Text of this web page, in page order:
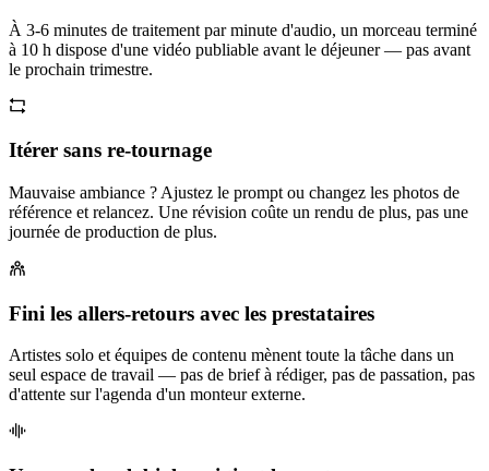
À 3-6 minutes de traitement par minute d'audio, un morceau terminé
à 10 h dispose d'une vidéo publiable avant le déjeuner — pas avant
le prochain trimestre.
Itérer sans re-tournage
Mauvaise ambiance ? Ajustez le prompt ou changez les photos de
référence et relancez. Une révision coûte un rendu de plus, pas une
journée de production de plus.
Fini les allers-retours avec les prestataires
Artistes solo et équipes de contenu mènent toute la tâche dans un
seul espace de travail — pas de brief à rédiger, pas de passation, pas
d'attente sur l'agenda d'un monteur externe.